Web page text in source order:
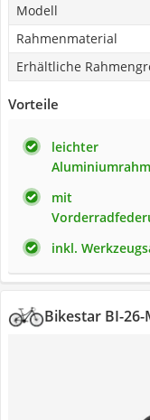
Modell
Rahmenmaterial
Erhältliche
Vorteile
leichter
mit
inkl.
Bikestar BI-26-